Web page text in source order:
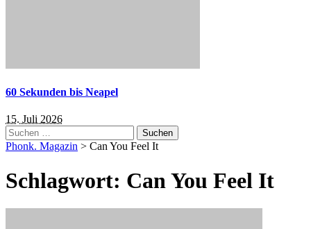
60 Sekunden bis Neapel
15. Juli 2026
Suchen
nach:
Phonk. Magazin > Can You Feel It
Schlagwort: Can You Feel It